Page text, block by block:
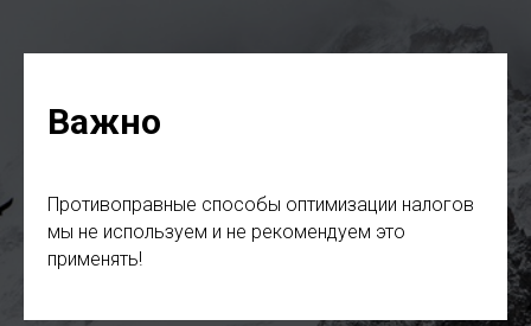
Важно
Противоправные способы оптимизации налогов
мы не используем и не рекомендуем это
применять!